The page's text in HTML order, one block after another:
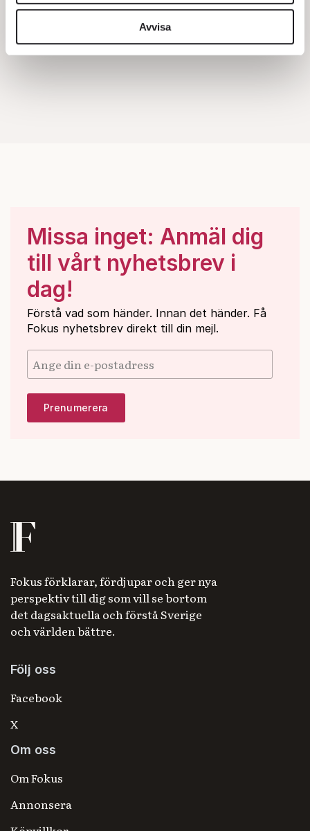
vidarebefordrar även sådana identifierare och annan
information från din enhet till de sociala medier och
annons- och analysföretag som vi samarbetar med.
Avvisa
Missa inget: Anmäl dig
till vårt nyhetsbrev i
dag!
Förstå vad som händer. Innan det händer. Få
Fokus nyhetsbrev direkt till din mejl.
Fokus förklarar, fördjupar och ger nya
perspektiv till dig som vill se bortom
det dagsaktuella och förstå Sverige
och världen bättre.
Följ oss
Facebook
X
Om oss
Om Fokus
Annonsera